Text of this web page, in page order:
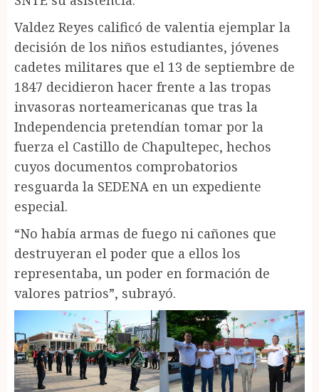
Valdez Reyes calificó de valentia ejemplar la
decisión de los niños estudiantes, jóvenes
cadetes militares que el 13 de septiembre de
1847 decidieron hacer frente a las tropas
invasoras norteamericanas que tras la
Independencia pretendían tomar por la
fuerza el Castillo de Chapultepec, hechos
cuyos documentos comprobatorios
resguarda la SEDENA en un expediente
especial.
“No había armas de fuego ni cañones que
destruyeran el poder que a ellos los
representaba, un poder en formación de
valores patrios”, subrayó.